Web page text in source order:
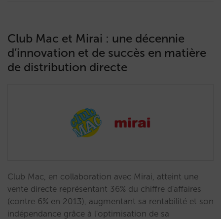
Club Mac et Mirai : une décennie
d’innovation et de succès en matière
de distribution directe
Club Mac, en collaboration avec Mirai, atteint une
vente directe représentant 36% du chiffre d'affaires
(contre 6% en 2013), augmentant sa rentabilité et son
indépendance grâce à l'optimisation de sa